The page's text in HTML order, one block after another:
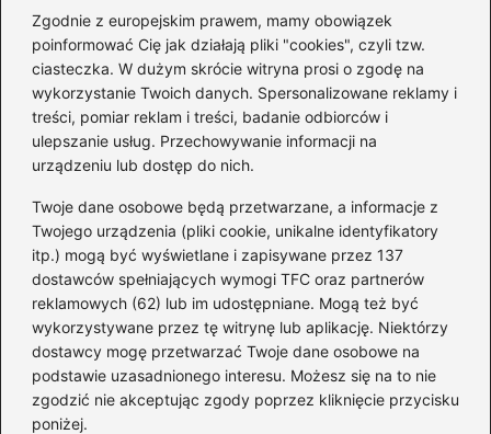
Zgodnie z europejskim prawem, mamy obowiązek
poinformować Cię jak działają pliki "cookies", czyli tzw.
ciasteczka. W dużym skrócie witryna prosi o zgodę na
wykorzystanie Twoich danych. Spersonalizowane reklamy i
treści, pomiar reklam i treści, badanie odbiorców i
ulepszanie usług. Przechowywanie informacji na
urządzeniu lub dostęp do nich.
Twoje dane osobowe będą przetwarzane, a informacje z
Twojego urządzenia (pliki cookie, unikalne identyfikatory
itp.) mogą być wyświetlane i zapisywane przez 137
dostawców spełniających wymogi TFC oraz partnerów
reklamowych (62) lub im udostępniane. Mogą też być
wykorzystywane przez tę witrynę lub aplikację. Niektórzy
dostawcy mogę przetwarzać Twoje dane osobowe na
podstawie uzasadnionego interesu. Możesz się na to nie
zgodzić nie akceptując zgody poprzez kliknięcie przycisku
poniżej.
treningu, aby zadbać o regenerację?
2026-04-26
Fitness
Odkryj tajemnice, jak
działają mięśnie
antagonistyczne w
treningu i codziennym
życiu